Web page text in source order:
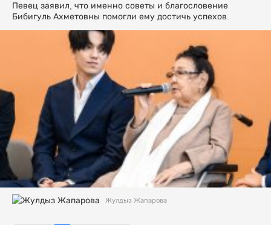
Певец заявил, что именно советы и благословение
Бибигуль Ахметовны помогли ему достичь успехов.
Жулдыз Жапарова